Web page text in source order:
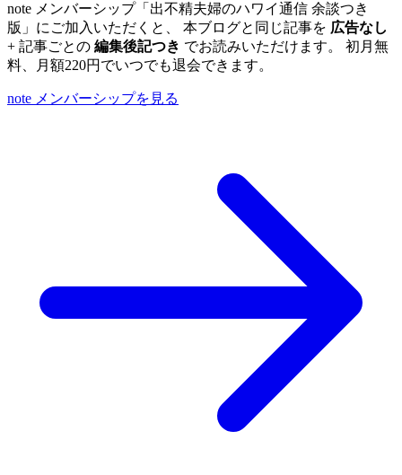
note メンバーシップ「出不精夫婦のハワイ通信 余談つき
版」にご加入いただくと、 本ブログと同じ記事を 広告なし
+ 記事ごとの 編集後記つき でお読みいただけます。 初月無
料、月額220円でいつでも退会できます。
note メンバーシップを見る